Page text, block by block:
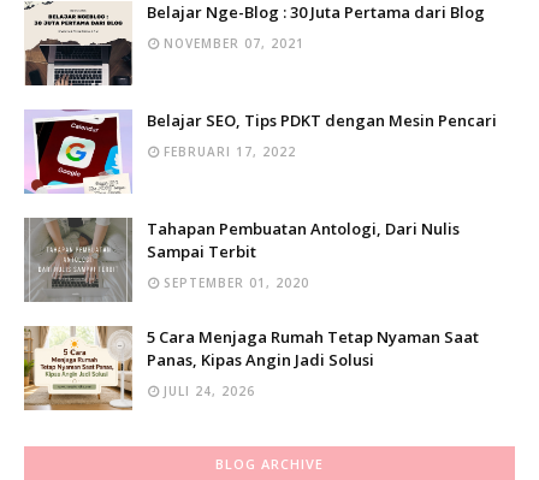
Belajar Nge-Blog : 30 Juta Pertama dari Blog
NOVEMBER 07, 2021
Belajar SEO, Tips PDKT dengan Mesin Pencari
FEBRUARI 17, 2022
Tahapan Pembuatan Antologi, Dari Nulis
Sampai Terbit
SEPTEMBER 01, 2020
5 Cara Menjaga Rumah Tetap Nyaman Saat
Panas, Kipas Angin Jadi Solusi
JULI 24, 2026
BLOG ARCHIVE